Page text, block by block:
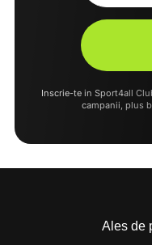
Inscrie-te in Sport4all
campanii, plus
Ales de